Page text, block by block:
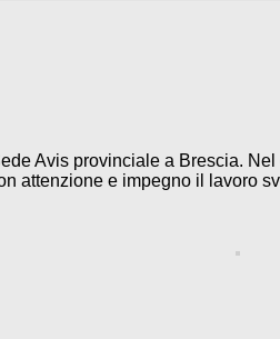
Avis provinciale a Brescia. Nel
attenzione e impegno il lavoro